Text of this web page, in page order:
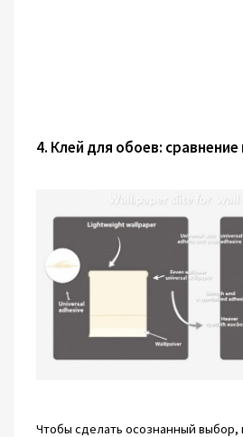
4. Клей для обоев:
Чтобы сделать осознанный выбор,